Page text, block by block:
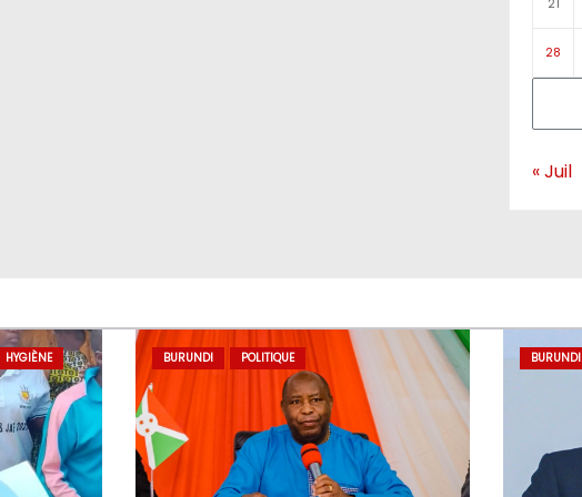
21
28
« Juil
HYGIÈNE BURUNDI POLITIQUE BURUNDI